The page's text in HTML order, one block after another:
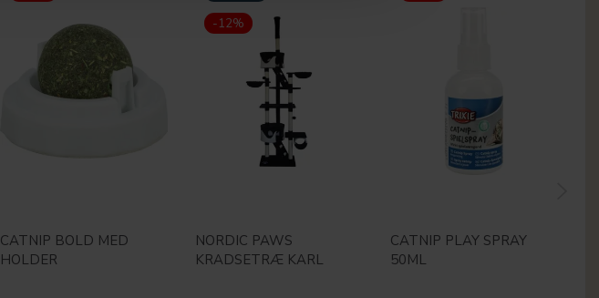
CATNIP BOLD MED
HOLDER
-12%
NORDIC PAWS
KRADSETRÆ KARL
CATNIP PLAY SPRAY
50ML